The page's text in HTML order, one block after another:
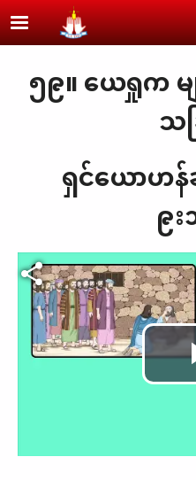
Skip to main content
၅၉။ ယေရှုက
သ
ရှင်ယောဟန်
၉း